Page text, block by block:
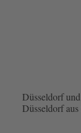
Düsseldorf
Düsseldorf